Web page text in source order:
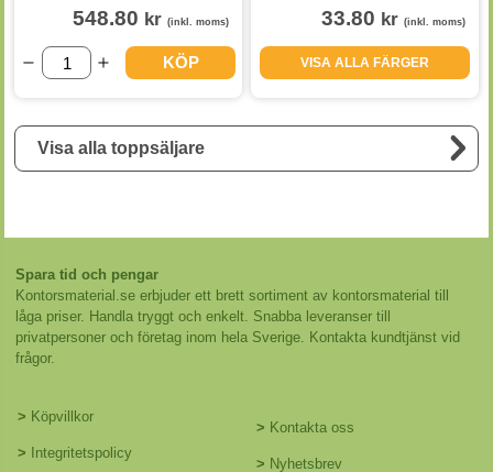
548.80 kr (inkl. moms)
KÖP
33.80 kr (inkl. moms)
VISA ALLA FÄRGER
Visa alla toppsäljare
Spara tid och pengar
Kontorsmaterial.se erbjuder ett brett sortiment av kontorsmaterial till
låga priser. Handla tryggt och enkelt. Snabba leveranser till
privatpersoner och företag inom hela Sverige. Kontakta kundtjänst vid
frågor.
> Köpvillkor
> Integritetspolicy
> Kontakta oss
> Nyhetsbrev